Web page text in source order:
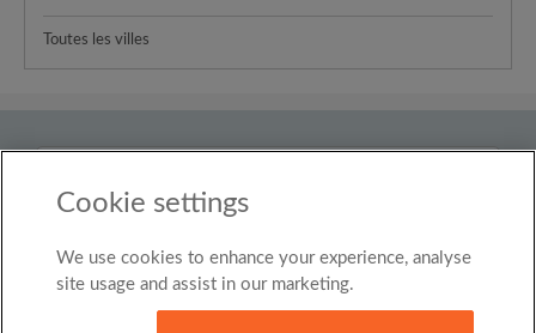
Toutes les villes
Belgium
© Roomgo Limited 2025 - 21 Market Place, Stockport,
United Kingdom, SK1 1EU
Cookie settings
We use cookies to enhance your experience, analyse
site usage and assist in our marketing.